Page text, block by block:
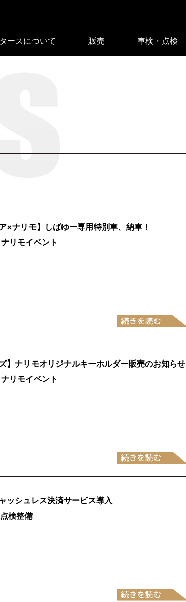
ースについて 販売 車検・点検
×ナリモ】しばゆー専用特別車、納車！
ナリモイベント
】ナリモオリジナルキーホルダー販売のお知らせ
ナリモイベント
ッシュレス決済サービス導入
点検整備